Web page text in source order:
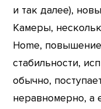
и так далее),
Камеры,
Home,
стабильности,
обычно,
неравномерно, а